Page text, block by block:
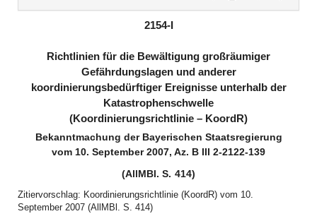
2154-I
Richtlinien für die Bewältigung großräumiger
Gefährdungslagen und anderer
koordinierungsbedürftiger Ereignisse unterhalb der
Katastrophenschwelle
(Koordinierungsrichtlinie – KoordR)
Bekanntmachung der Bayerischen Staatsregierung
vom 10. September 2007, Az. B III 2-2122-139
(AllMBl. S. 414)
Zitiervorschlag: Koordinierungsrichtlinie (KoordR) vom 10.
September 2007 (AllMBl. S. 414)